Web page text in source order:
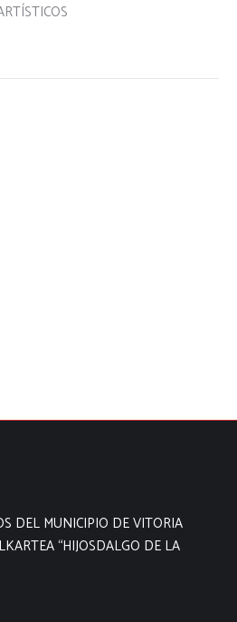
DEL MUNICIPIO DE VITORIA
“HIJOSDALGO DE LA